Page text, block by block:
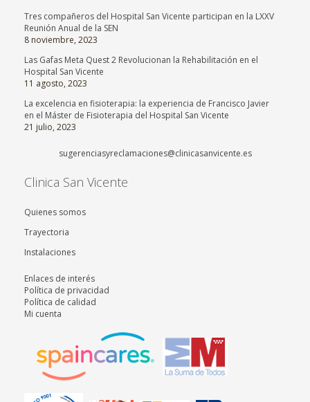
Tres compañeros del Hospital San Vicente participan en la LXXV
Reunión Anual de la SEN
8 noviembre, 2023
Las Gafas Meta Quest 2 Revolucionan la Rehabilitación en el
Hospital San Vicente
11 agosto, 2023
La excelencia en fisioterapia: la experiencia de Francisco Javier
en el Máster de Fisioterapia del Hospital San Vicente
21 julio, 2023
sugerenciasyreclamaciones@clinicasanvicente.es
Clinica San Vicente
Quienes somos
Trayectoria
Instalaciones
Enlaces de interés
Política de privacidad
Política de calidad
Mi cuenta